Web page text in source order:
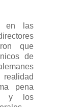
en las
que
de
pena
y los